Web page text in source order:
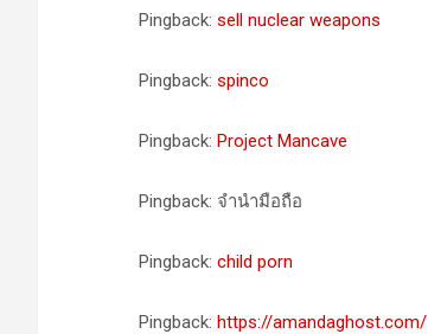
Pingback: sell nuclear weapons
Pingback: spinco
Pingback: Project Mancave
Pingback: จำนำมือถือ
Pingback: child porn
Pingback: https://amandaghost.com/